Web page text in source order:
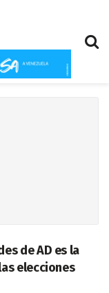
de AD es la
elecciones